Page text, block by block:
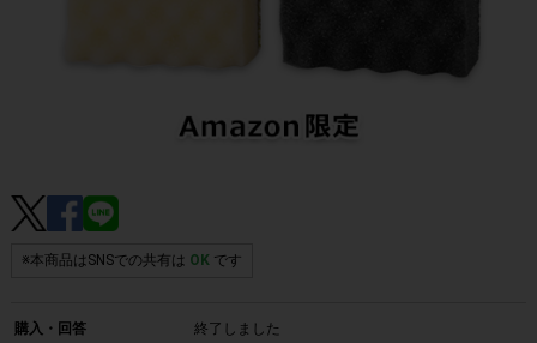
※本商品はSNSでの共有は OKです
購入・回答
終了しました